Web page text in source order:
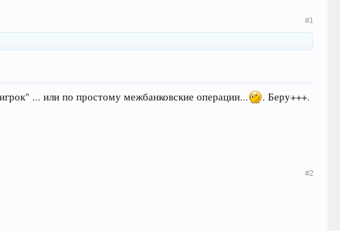
#1
... или по простому межбанковские операции... . Беру+++.
#2